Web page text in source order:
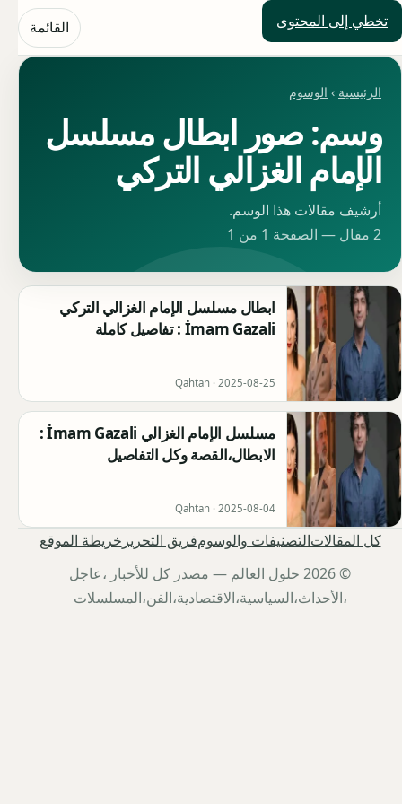
تخطي إلى المحتوى
حلول العالم القائمة
الرئيسية › الوسوم
وسم: صور ابطال مسلسل
الإمام الغزالي التركي
أرشيف مقالات هذا الوسم.
2 مقال — الصفحة 1 من 1
ابطال مسلسل الإمام الغزالي التركي
İmam Gazali : تفاصيل كاملة
Qahtan · 2025-08-25
مسلسل الإمام الغزالي İmam Gazali :
الابطال،القصة وكل التفاصيل
Qahtan · 2025-08-04
كل المقالاتالتصنيفات والوسومفريق التحرير خريطة الموقع
© 2026 حلول العالم — مصدر كل للأخبار ،عاجل
،الأحداث،السياسية،الاقتصادية،الفن،المسلسلات